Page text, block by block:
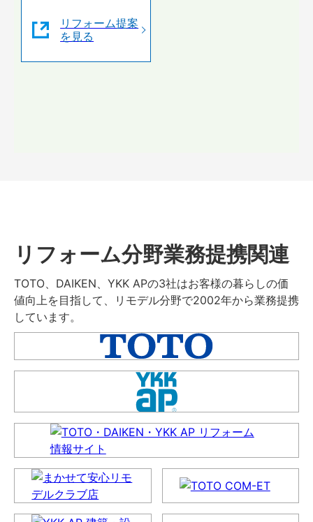
リフォーム提案
を見る
リフォーム分野業務提携関連
TOTO、DAIKEN、YKK APの3社はお客様の暮らしの価
値向上を目指して、リモデル分野で2002年から業務提携
しています。